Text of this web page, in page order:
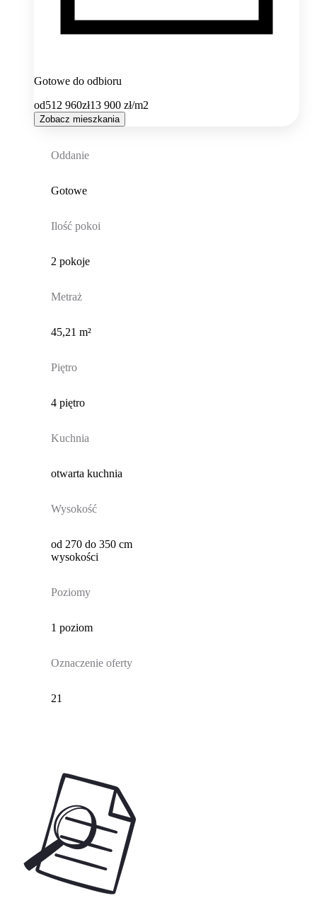
Gotowe do odbioru
od512 960zł13 900 zł/m2
Zobacz mieszkania
Oddanie
Gotowe
Ilość pokoi
2 pokoje
Metraż
45,21 m²
Piętro
4 piętro
Kuchnia
otwarta kuchnia
Wysokość
od 270 do 350 cm
wysokości
Poziomy
1 poziom
Oznaczenie oferty
21